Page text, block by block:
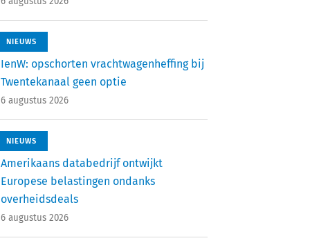
NIEUWS
IenW: opschorten vrachtwagenheffing bij
Twentekanaal geen optie
6 augustus 2026
NIEUWS
Amerikaans databedrijf ontwijkt
Europese belastingen ondanks
overheidsdeals
6 augustus 2026